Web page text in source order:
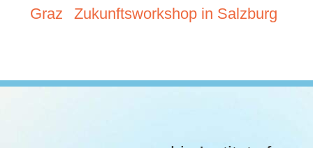
Graz
Zukunftsworkshop in Salzburg